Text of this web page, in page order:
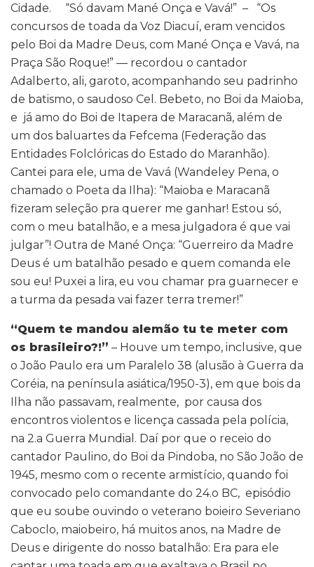
Cidade. “Só davam Mané Onça e Vavá!” – “Os
concursos de toada da Voz Diacuí, eram vencidos
pelo Boi da Madre Deus, com Mané Onça e Vavá, na
Praça São Roque!” — recordou o cantador
Adalberto, ali, garoto, acompanhando seu padrinho
de batismo, o saudoso Cel. Bebeto, no Boi da Maioba,
e já amo do Boi de Itapera de Maracanã, além de
um dos baluartes da Fefcema (Federação das
Entidades Folclóricas do Estado do Maranhão).
Cantei para ele, uma de Vavá (Wandeley Pena, o
chamado o Poeta da Ilha): “Maioba e Maracanã
fizeram seleção pra querer me ganhar! Estou só,
com o meu batalhão, e a mesa julgadora é que vai
julgar”! Outra de Mané Onça: “Guerreiro da Madre
Deus é um batalhão pesado e quem comanda ele
sou eu! Puxei a lira, eu vou chamar pra guarnecer e
a turma da pesada vai fazer terra tremer!”
“Quem te mandou alemão tu te meter com
os brasileiro?!” – Houve um tempo, inclusive, que
o João Paulo era um Paralelo 38 (alusão à Guerra da
Coréia, na península asiática/1950-3), em que bois da
Ilha não passavam, realmente, por causa dos
encontros violentos e licença cassada pela polícia,
na 2.a Guerra Mundial. Daí por que o receio do
cantador Paulino, do Boi da Pindoba, no São João de
1945, mesmo com o recente armistício, quando foi
convocado pelo comandante do 24.o BC, episódio
que eu soube ouvindo o veterano boieiro Severiano
Caboclo, maiobeiro, há muitos anos, na Madre de
Deus e dirigente do nosso batalhão: Era para ele